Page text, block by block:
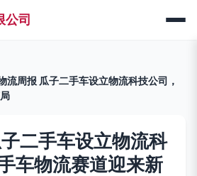
公司
流周报 瓜子二手车设立物流科技公司，
二手车设立物流科
车物流赛道迎来新